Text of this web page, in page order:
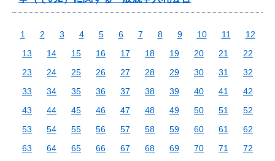
1 2 3 4 5 6 7 8 9 10 11
12
13
14 15 16 17 18 19 20 21
22
23
24 25 26 27 28 29 30 31
32
33
34 35 36 37 38 39 40 41
42
43
44 45 46 47 48 49 50 51
52
53
54 55 56 57 58 59 60 61
62
63
64 65 66 67 68 69 70 71
72